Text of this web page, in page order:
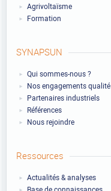
Agrivoltaïsme
Formation
SYNAPSUN
Qui sommes-nous ?
Nos engagements qualité
Partenaires industriels
Références
Nous rejoindre
Ressources
Actualités & analyses